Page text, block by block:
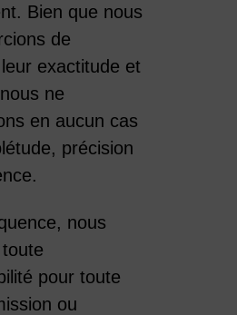
Bien que nous
de
exactitude et
ne
en aucun cas
précision
nous
pour toute
ou